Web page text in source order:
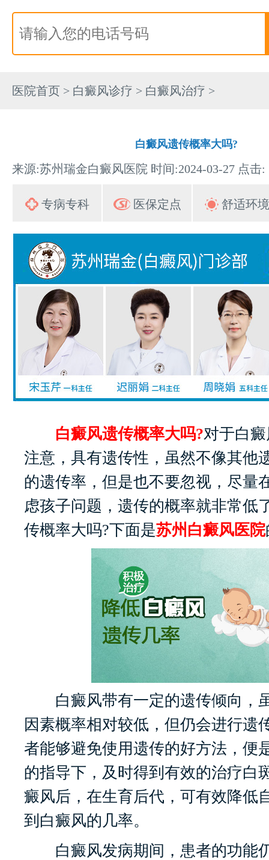
医院首页 > 白癜风诊疗 > 白癜风治疗 >
白癜风遗传概率大吗?
来源:苏州瑞金白癜风医院 时间:2024-03-27 点击:
专病专科 医保定点 舒适环境
白癜风遗传概率大吗?对于白
注意，具有遗传性，虽然不像其他
的遗传率，但是也不要忽视，尽量
虑孩子问题，遗传的概率就非常低
传概率大吗?下面是苏州白癜风医院
白癜风带有一定的遗传倾向，
因素概率相对较低，但仍会进行遗
者能够避免使用遗传的好方法，便
的指导下，及时得到有效的治疗白
癜风后，在生育后代，可有效降低
到白癜风的几率。
白癜风发病期间，患者的功能